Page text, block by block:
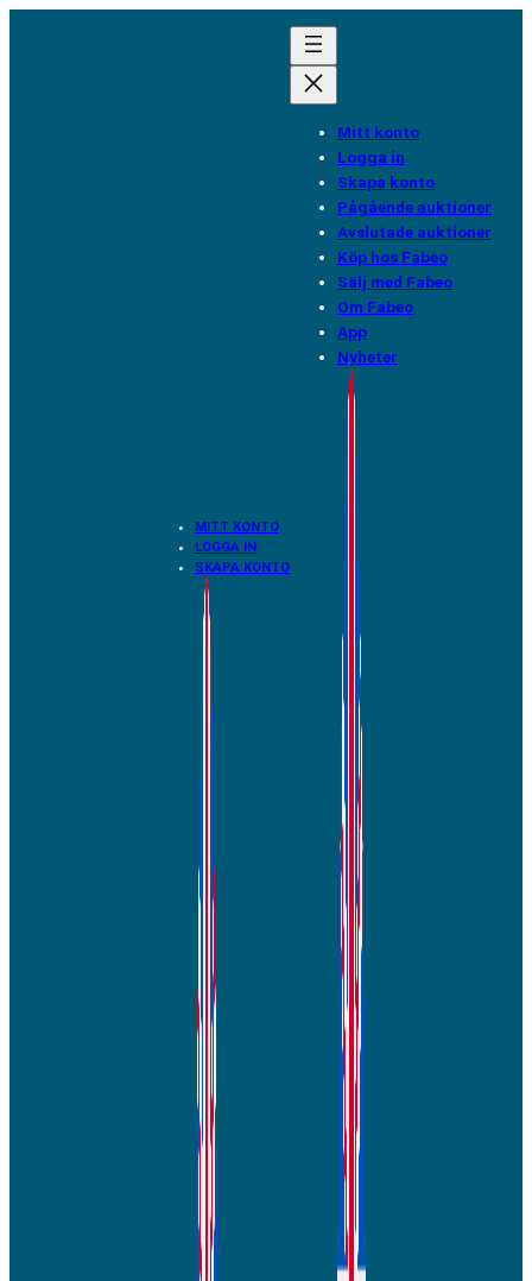
MITT KONTO
LOGGA IN
SKAPA KONTO
Mitt konto
Logga in
Skapa konto
Pågående auktioner
Avslutade auktioner
Köp hos Fabeo
Sälj med Fabeo
Om Fabeo
App
Nyheter